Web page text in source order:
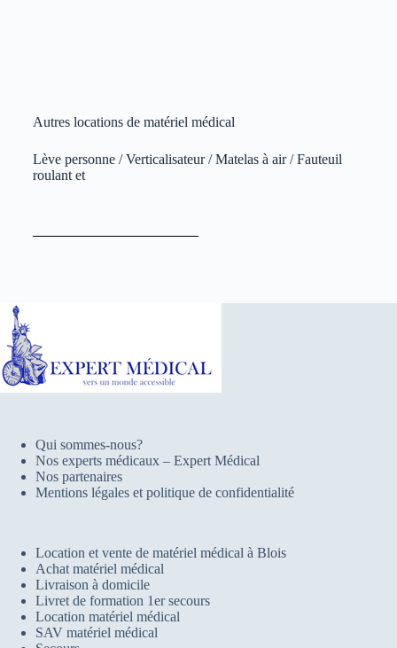
Autres locations de matériel médical
Lève personne / Verticalisateur / Matelas à air / Fauteuil
roulant et
Qui sommes-nous?
Nos experts médicaux – Expert Médical
Nos partenaires
Mentions légales et politique de confidentialité
Location et vente de matériel médical à Blois
Achat matériel médical
Livraison à domicile
Livret de formation 1er secours
Location matériel médical
SAV matériel médical